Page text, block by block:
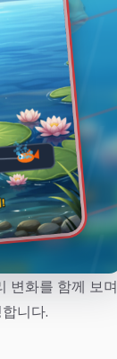
변화를 함께 보며
니다.